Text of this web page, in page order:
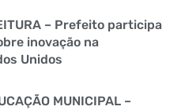
– Prefeito participa
inovação na
Unidos
MUNICIPAL –